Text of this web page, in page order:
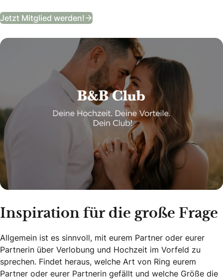
Jetzt Mitglied werden! B&B Club
Inspiration für die große Frage
Allgemein ist es sinnvoll, mit eurem Partner oder eurer
Partnerin über Verlobung und Hochzeit im Vorfeld zu
sprechen. Findet heraus, welche Art von Ring eurem
Partner oder eurer Partnerin gefällt und welche Größe die